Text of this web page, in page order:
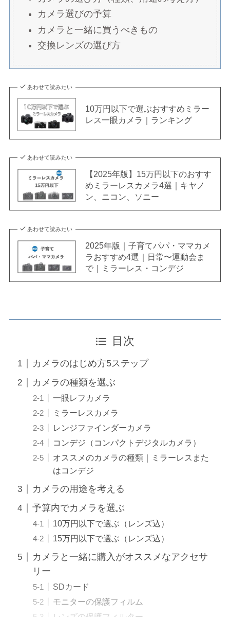
カメラ選びの予算
カメラと一緒に買うべきもの
交換レンズの選び方
あわせて読みたい
10万円以下で選ぶおすすめミラー
レス一眼カメラ｜ランキング
あわせて読みたい
【2025年版】15万円以下のおすす
めミラーレスカメラ4選｜キヤノ
ン、ニコン、ソニー
あわせて読みたい
2025年版｜子育てパパ・ママカメ
ラおすすめ4選｜日常〜運動会ま
で｜ミラーレス・コンデジ
目次
カメラのはじめ方5ステップ
カメラの種類を選ぶ
一眼レフカメラ
ミラーレスカメラ
レンジファインダーカメラ
コンデジ（コンパクトデジタルカメラ）
オススメのカメラの種類｜ミラーレスまた
はコンデジ
カメラの用途を考える
予算内でカメラを選ぶ
10万円以下で選ぶ（レンズ込）
15万円以下で選ぶ（レンズ込）
カメラと一緒に購入がオススメなアクセサ
リー
SDカード
モニターの保護フィルム